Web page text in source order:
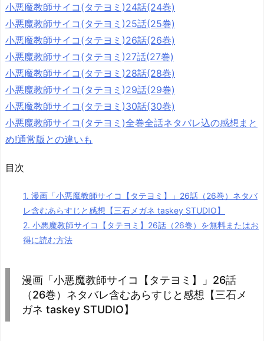
小悪魔教師サイコ(タテヨミ)24話(24巻)
小悪魔教師サイコ(タテヨミ)25話(25巻)
小悪魔教師サイコ(タテヨミ)26話(26巻)
小悪魔教師サイコ(タテヨミ)27話(27巻)
小悪魔教師サイコ(タテヨミ)28話(28巻)
小悪魔教師サイコ(タテヨミ)29話(29巻)
小悪魔教師サイコ(タテヨミ)30話(30巻)
小悪魔教師サイコ(タテヨミ)全巻全話ネタバレ込の感想まと
め!通常版との違いも
目次
1. 漫画「小悪魔教師サイコ【タテヨミ】」26話（26巻）ネタバ
レ含むあらすじと感想【三石メガネ taskey STUDIO】
2. 小悪魔教師サイコ【タテヨミ】26話（26巻）を無料またはお
得に読む方法
漫画「小悪魔教師サイコ【タテヨミ】」26話
（26巻）ネタバレ含むあらすじと感想【三石メ
ガネ taskey STUDIO】